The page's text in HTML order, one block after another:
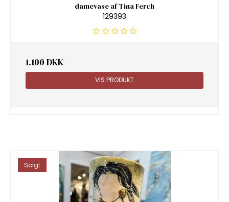
damevase af Tina Ferch
129393
1.100 DKK
VIS PRODUKT
Solgt